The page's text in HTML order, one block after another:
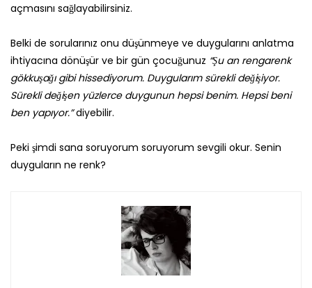
açmasını sağlayabilirsiniz.
Belki de sorularınız onu düşünmeye ve duygularını anlatma
ihtiyacına dönüşür ve bir gün çocuğunuz “Şu an rengarenk
gökkuşağı gibi hissediyorum. Duygularım sürekli değişiyor.
Sürekli değişen yüzlerce duygunun hepsi benim. Hepsi beni
ben yapıyor.”diyebilir.
Peki şimdi sana soruyorum soruyorum sevgili okur. Senin
duyguların ne renk?